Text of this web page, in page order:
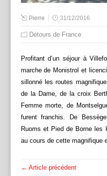
Pierre 31/12/2016
Détours de France
Profitant d’un séjour à
marche de Monistrol et
sillonné les routes
de la Dame, de la croix
Femme morte, de
furent franchis. De
Ruoms et Pied de Borne les
au cours de cette magnifique
← Article précédent